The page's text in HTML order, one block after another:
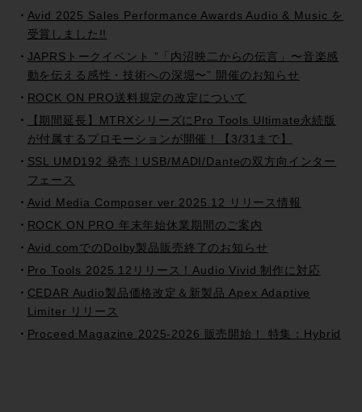
Avid 2025 Sales Performance Awards Audio & Music を
受賞しました!!
JAPRSトークイベント ”「内沼映二からの伝言」〜音楽感
動を伝える感性・技術への深堀〜” 開催のお知らせ
ROCK ON PRO送料規定の改定について
【期間延長】MTRXシリーズにPro Tools Ultimate永続版
が付属するプロモーションが開催！【3/31まで】
SSL UMD192 発売！USB/MADI/Danteの双方向インター
フェース
Avid Media Composer ver.2025.12 リリース情報
ROCK ON PRO 年末年始休業期間のご案内
Avid.comでのDolby製品販売終了のお知らせ
Pro Tools 2025.12リリース！Audio Vivid 制作に対応
CEDAR Audio製品価格改定＆新製品 Apex Adaptive
Limiter リリース
Proceed Magazine 2025-2026 販売開始！ 特集：Hybrid